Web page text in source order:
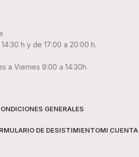
h y de 17:00 a 20:00 h.
a Viernes 9:00 a 14:30h
GENERALES
DE DESISTIMIENTOMI CUENTA